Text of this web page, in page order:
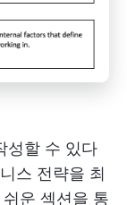
성할 수 있다
스 전략을 최
운 섹션을 통